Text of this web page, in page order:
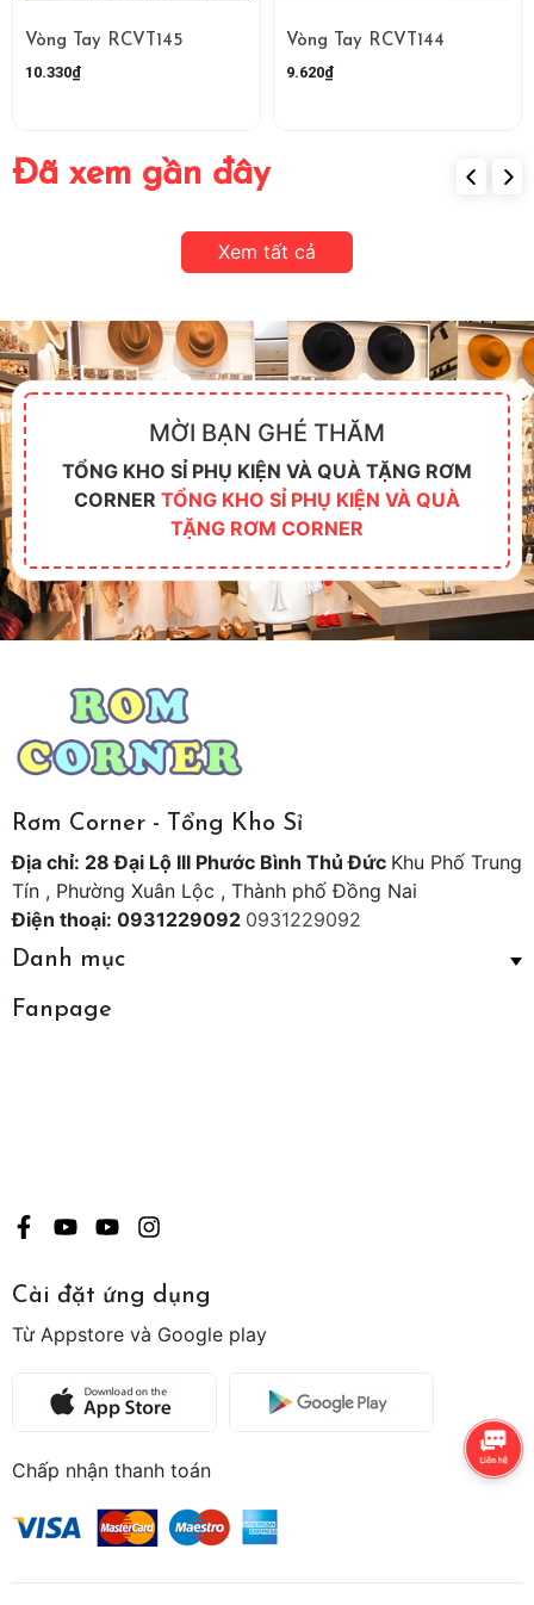
Vòng Tay RCVT145
10.330₫
Vòng Tay RCVT144
9.620₫
Đã xem gần đây
Xem tất cả
MỜI BẠN GHÉ THĂM
TỔNG KHO SỈ PHỤ KIỆN VÀ QUÀ TẶNG RƠM
CORNER TỔNG KHO SỈ PHỤ KIỆN VÀ QUÀ
TẶNG RƠM CORNER
Rơm Corner - Tổng Kho Sỉ
Địa chỉ: 28 Đại Lộ III Phước Bình Thủ Đức Khu Phố Trung
Tín , Phường Xuân Lộc , Thành phố Đồng Nai
Điện thoại: 0931229092 0931229092
Danh mục
Fanpage
Cài đặt ứng dụng
Từ Appstore và Google play
Chấp nhận thanh toán